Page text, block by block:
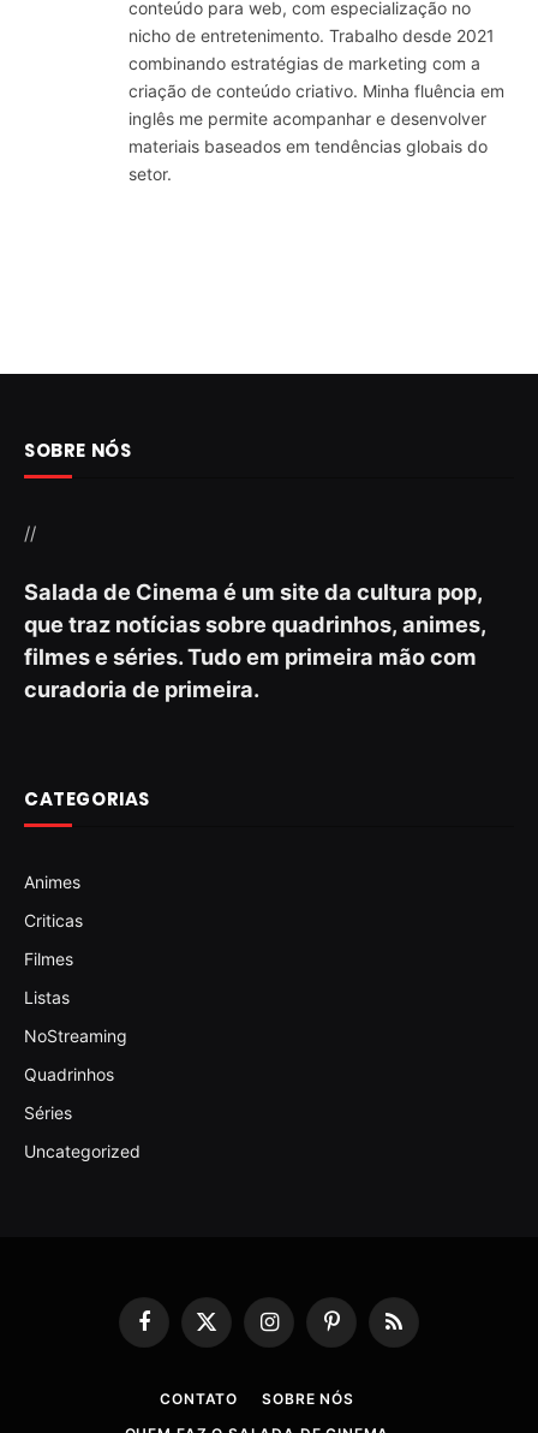
conteúdo para web, com especialização no
nicho de entretenimento. Trabalho desde 2021
combinando estratégias de marketing com a
criação de conteúdo criativo. Minha fluência em
inglês me permite acompanhar e desenvolver
materiais baseados em tendências globais do
setor.
SOBRE NÓS
//
Salada de Cinema é um site da cultura pop,
que traz notícias sobre quadrinhos, animes,
filmes e séries. Tudo em primeira mão com
curadoria de primeira.
CATEGORIAS
Animes
Criticas
Filmes
Listas
NoStreaming
Quadrinhos
Séries
Uncategorized
Facebook
X
(Twitter)
InstagramPinterestRSS
CONTATO
SOBRE NÓS